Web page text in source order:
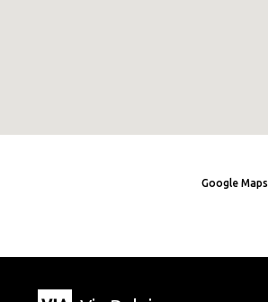
Google Maps